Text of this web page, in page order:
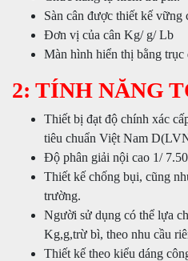
Sàn cân được thiết kế
Đơn vị của cân Kg/ g/ Lb
Màn hình hiển thị bằng
2: TÍNH NĂNG
Thiết bị đạt độ chính xác
tiêu chuẩn Việt Nam
Độ phân giải nội cao 1/
Thiết kế chống bụi, cũng
trường.
Người sử dụng có thể lựa
Kg,g,trừ bì, theo nhu cầu
Thiết kế theo kiểu dáng